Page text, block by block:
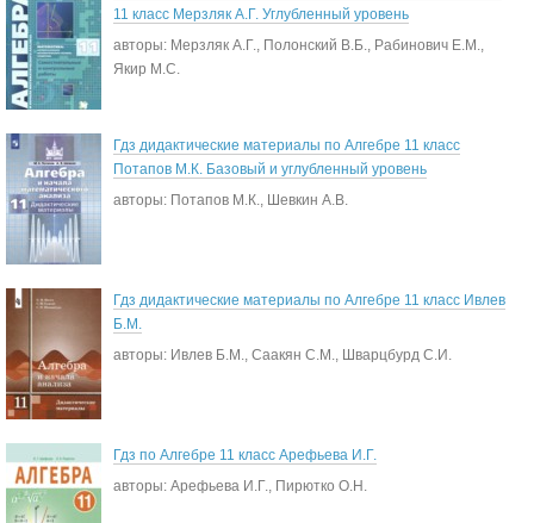
11 класс Мерзляк А.Г. Углубленный уровень
авторы: Мерзляк А.Г., Полонский В.Б., Рабинович Е.М.,
Якир М.С.
Гдз дидактические материалы по Алгебре 11 класс
Потапов М.К. Базовый и углубленный уровень
авторы: Потапов М.К., Шевкин А.В.
Гдз дидактические материалы по Алгебре 11 класс Ивлев
Б.М.
авторы: Ивлев Б.М., Саакян С.М., Шварцбурд С.И.
Гдз по Алгебре 11 класс Арефьева И.Г.
авторы: Арефьева И.Г., Пирютко О.Н.